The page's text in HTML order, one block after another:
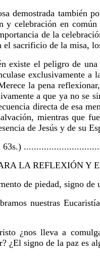
demostrada también
y celebración en
de la
el sacrificio de la misa,
existe el peligro de
exclusivamente a
la pena
a que ya no se
directa de esa
mientras que
de Jesús y de su
63s.)
LA REFLEXIÓN Y
de piedad, signo
nuestras
¿nos lleva a
¿El signo de la paz es